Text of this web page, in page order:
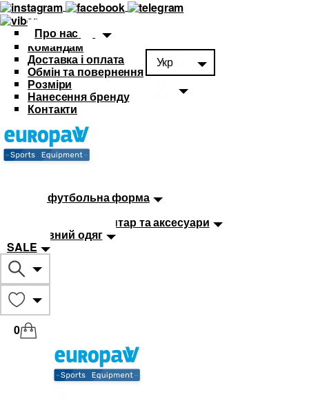
Про нас
Командам
Доставка і оплата
Обмін та повернення
Розміри
Нанесення бренду
Контакти
Укр
Дитяча футбольна форма
Тренувальний інвентар та аксесуари
Спортивний одяг
SALE
0